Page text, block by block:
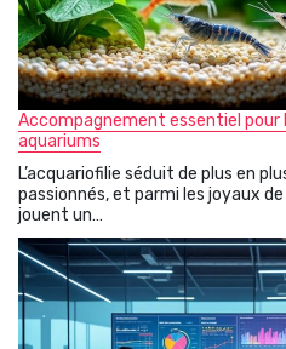
Accompagnement essentiel pour
aquariums
L’acquariofilie séduit de plus en
passionnés, et parmi les joyaux
jouent un…